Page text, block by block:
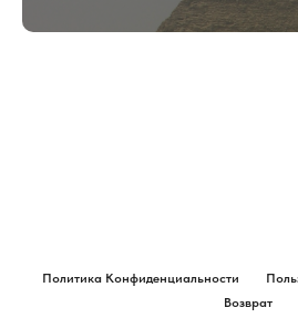
Политика Конфиденциальности
Возврат